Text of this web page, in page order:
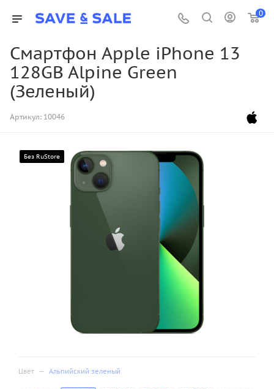
0
Смартфон Apple iPhone 13
128GB Alpine Green
(Зеленый)
Артикул: 10046
Без RuStore
Цвет — Альпийский зеленый